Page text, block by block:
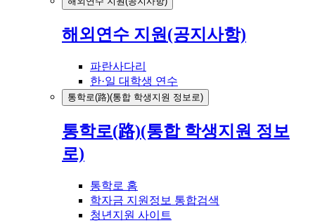
해외연수 지원(공지사항)
파란사다리
한·일 대학생 연수
통학로(路)(통합 학생지원 정보로)
통학로(路)(통합 학생지원 정보
로)
통학로 홈
학자금 지원정보 통합검색
청년지원 사이트